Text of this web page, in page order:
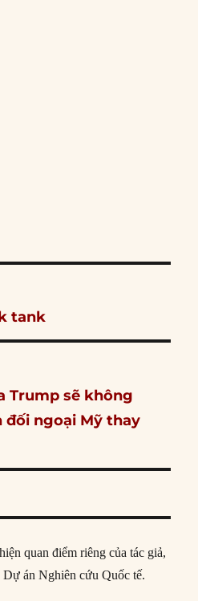
tank
Trump sẽ không
đối ngoại Mỹ thay
quan điểm riêng của tác giả,
án Nghiên cứu Quốc tế.